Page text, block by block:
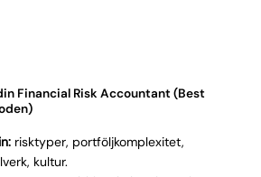
Financial Risk Accountant (Best
risktyper, portföljkomplexitet,
kultur.